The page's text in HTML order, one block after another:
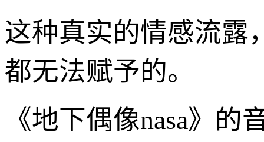
这种真实的情感流露
都无法赋予的。
《地下偶像nasa》